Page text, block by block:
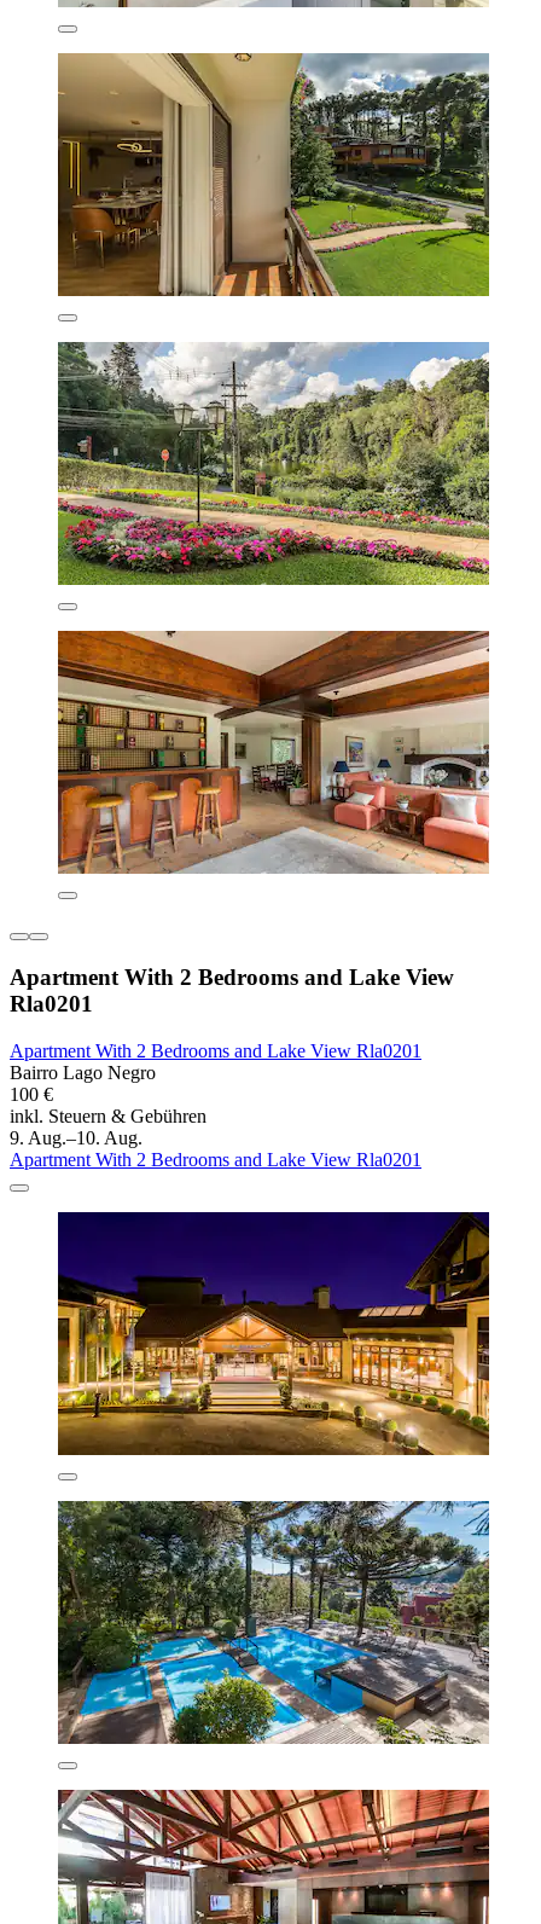
Apartment With 2 Bedrooms and Lake View
Rla0201
Apartment With 2 Bedrooms and Lake View Rla0201
Bairro Lago Negro
100 €
inkl. Steuern & Gebühren
9. Aug.–10. Aug.
Apartment With 2 Bedrooms and Lake View Rla0201